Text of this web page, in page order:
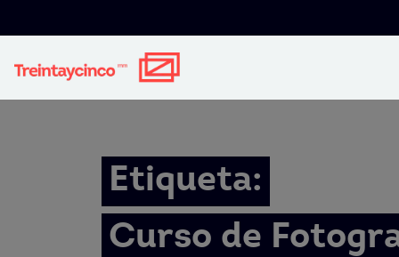
Etiqueta:
Curso de